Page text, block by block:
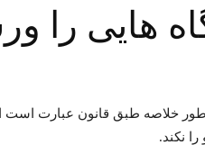
هایی را
خلاصه طبق قانون عبارت است
نکند.